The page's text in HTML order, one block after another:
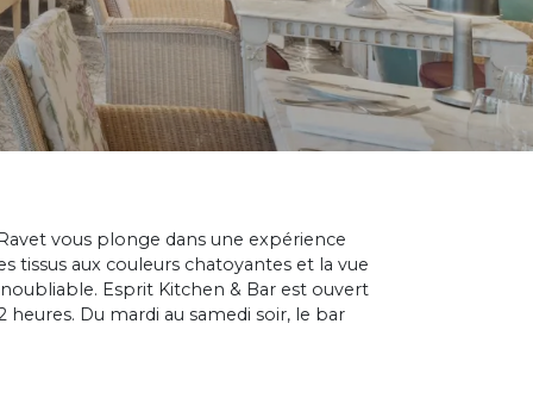
vous plonge dans une expérience
tissus aux couleurs chatoyantes et la vue
Esprit Kitchen & Bar est ouvert
Du mardi au samedi soir, le bar